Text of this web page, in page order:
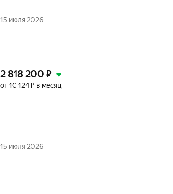
15 июля 2026
2 818 200 ₽
от 10 124 ₽ в месяц
15 июля 2026